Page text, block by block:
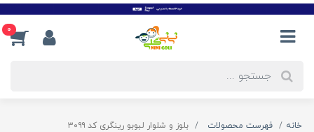
0
خانه فهرست محصولات بلوز و شلوار لبوبو رینگری کد ۳۰۹۹